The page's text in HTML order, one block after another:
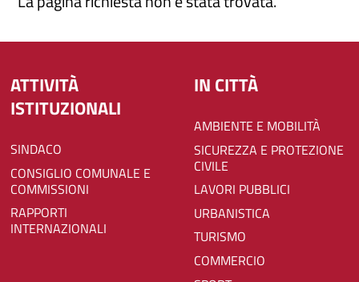
ATTIVITÀ
ISTITUZIONALI
SINDACO
CONSIGLIO COMUNALE E
COMMISSIONI
RAPPORTI
INTERNAZIONALI
IN CITTÀ
AMBIENTE E MOBILITÀ
SICUREZZA E PROTEZIONE
CIVILE
LAVORI PUBBLICI
URBANISTICA
TURISMO
COMMERCIO